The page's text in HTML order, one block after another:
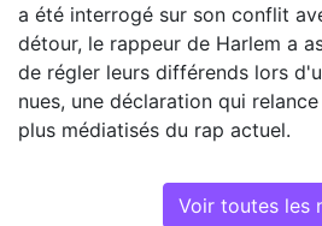
a été interrogé sur son conflit
détour, le rappeur de Harlem a
de régler leurs différends lors
nues, une déclaration qui
plus médiatisés du rap actuel.
Voir toutes les